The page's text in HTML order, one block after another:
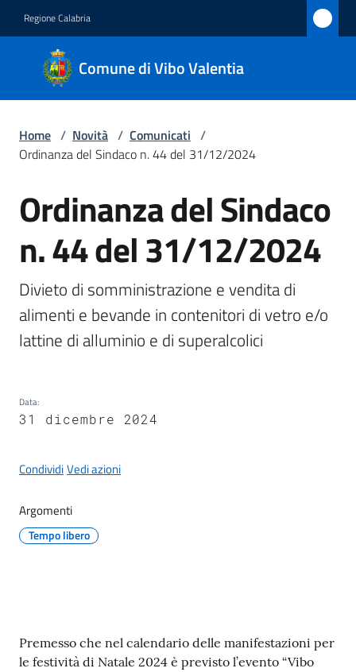
Regione Calabria
Comune di Vibo Valentia
Comune
di Vibo
Valentia
Novità
Servizi
Vivere
Vibo
Valentia
b
p
r
o
Home / Novità / Comunicati /
Ordinanza del Sindaco n. 44 del 31/12/2024
Salta al contenuto
Ordinanza del Sindaco
n. 44 del 31/12/2024
Divieto di somministrazione e vendita di
alimenti e bevande in contenitori di vetro e/o
lattine di alluminio e di superalcolici
Data:
31 dicembre 2024
CondividiVedi azioni
Argomenti
Tempo libero
Contenuto
Premesso che nel calendario delle manifestazioni per
le festività di Natale 2024 è previsto l’evento “Vibo